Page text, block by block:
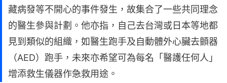
藏病發等不開心的事件發生，故集合了一些共同理念
的醫生參與計劃。他亦指，自己去台灣或日本等地都
見到類似的組織，如醫生跑手及自動體外心臟去顫器
（AED）跑手，未來亦希望可為每名「醫護任何人」
增添救生儀器作急救用途。